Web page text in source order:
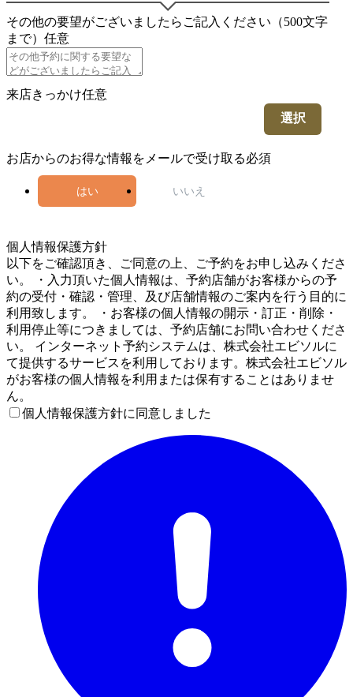
その他の要望がございましたらご記入ください（500文字
まで） 任意
来店きっかけ任意
選択
お店からのお得な情報をメールで受け取る必須
はい いいえ
個人情報保護方針
以下をご確認頂き、ご同意の上、ご予約をお申し込みくださ
い。 ・入力頂いた個人情報は、予約店舗がお客様からの予
約の受付・確認・管理、及び店舗情報のご案内を行う目的に
利用致します。 ・お客様の個人情報の開示・訂正・削除・
利用停止等につきましては、予約店舗にお問い合わせくださ
い。 インターネット予約システムは、株式会社エビソルに
て提供するサービスを利用しております。株式会社エビソル
がお客様の個人情報を利用または保有することはありませ
ん。
個人情報保護方針に同意しました